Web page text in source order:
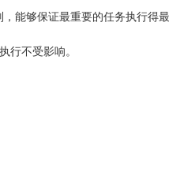
能够保证最重要的任务执行得最
行不受影响。